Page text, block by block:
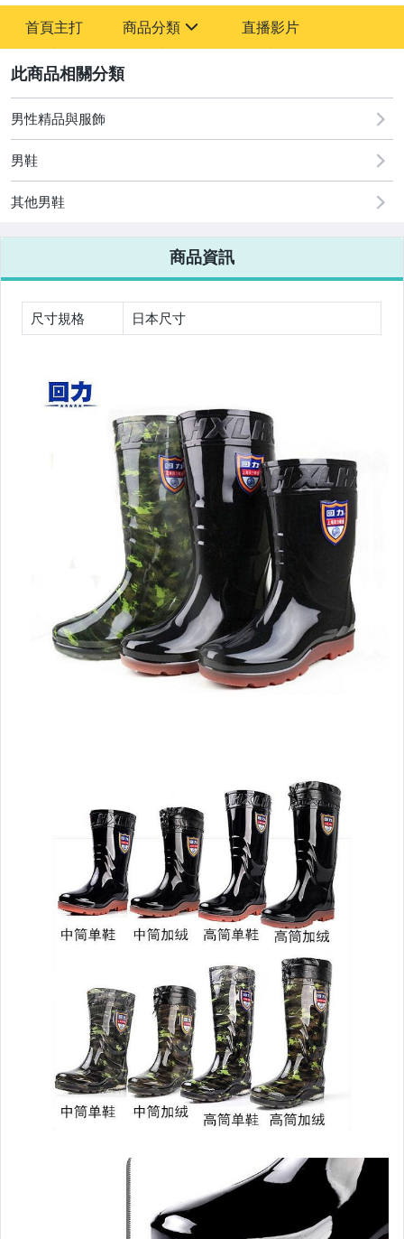
首頁主打 商品分類
嬰幼兒與孕婦
古董、藝術與礦石
居家、家具與園藝
運動、戶外與休閒
直播影片
男性精品與服飾
男鞋
其他男鞋
商品資訊
尺寸規格 日本尺寸